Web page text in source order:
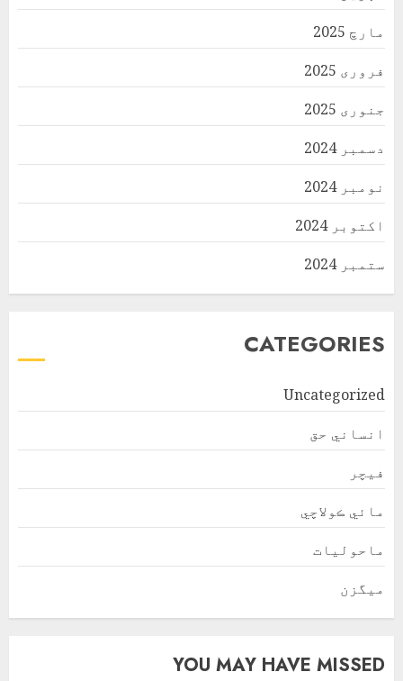
مارچ 2025
فروری 2025
جنوری 2025
دسمبر 2024
نومبر 2024
اکتوبر 2024
ستمبر 2024
CATEGORIES
Uncategorized
انساني حق
فیچر
مائي ڪولاچي
ماحولیات
ميگزن
YOU MAY HAVE MISSED